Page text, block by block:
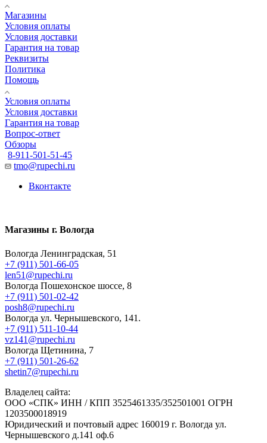
Магазины
Условия оплаты
Условия доставки
Гарантия на товар
Реквизиты
Политика
Помощь
Условия оплаты
Условия доставки
Гарантия на товар
Вопрос-ответ
Обзоры
8-911-501-51-45
tmo@rupechi.ru
Вконтакте
Магазины г. Вологда
Вологда Ленинградская, 51
+7 (911) 501-66-05
len51@rupechi.ru
Вологда Пошехонское шоссе, 8
+7 (911) 501-02-42
posh8@rupechi.ru
Вологда ул. Чернышевского, 141.
+7 (911) 511-10-44
vz141@rupechi.ru
Вологда Щетинина, 7
+7 (911) 501-26-62
shetin7@rupechi.ru
Владелец сайта:
ООО «СПК» ИНН / КПП 3525461335/352501001 ОГРН
1203500018919
Юридический и почтовый адрес 160019 г. Вологда ул.
Чернышевского д.141 оф.6